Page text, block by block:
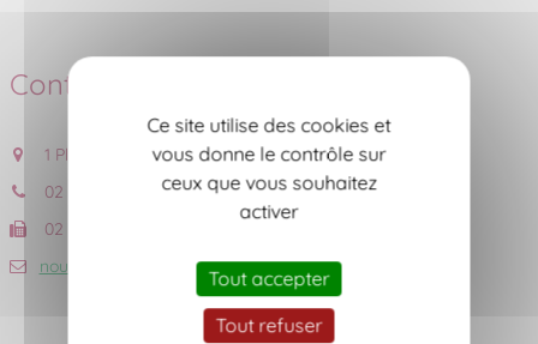
Contact
1 Place de l'Eglise, 44690 CHÂTEAU-THEBAUD
02 40 06 53 18
02 40 06 56 59
nous contacter
Ce site utilise des cookies et
vous donne le contrôle sur
ceux que vous souhaitez
activer
Tout accepter
Tout refuser